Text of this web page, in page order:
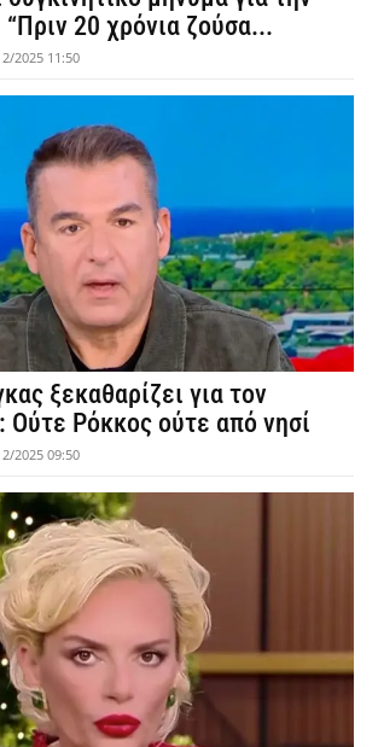
20 χρόνια ζούσα...
2025 11:50
ξεκαθαρίζει για τον
Ούτε Ρόκκος ούτε από νησί
2025 09:50